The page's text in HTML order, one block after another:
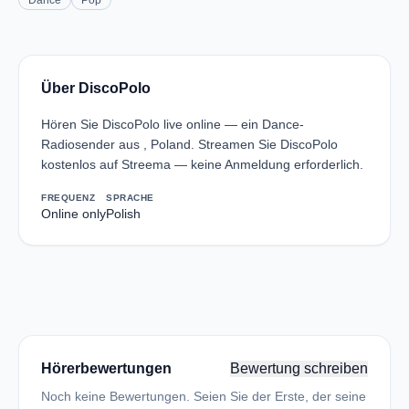
Über DiscoPolo
Hören Sie DiscoPolo live online — ein Dance-
Radiosender aus , Poland. Streamen Sie DiscoPolo
kostenlos auf Streema — keine Anmeldung erforderlich.
FREQUENZ
Online only
SPRACHE
Polish
Hörerbewertungen Bewertung schreiben
Noch keine Bewertungen. Seien Sie der Erste, der seine